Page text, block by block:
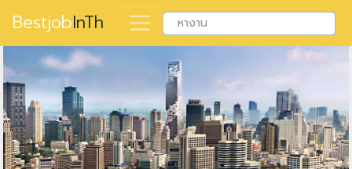
BestjobInTh